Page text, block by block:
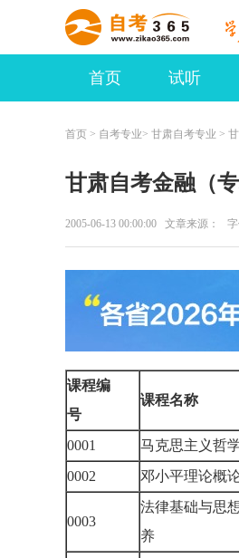
首页 试听
首页 > 自考专业> 甘肃自考专业 >
甘肃自考金融（
2005-06-13 00:00:00 文章来源： 字
课程编
号
课程名称
0001 马克思主义哲
0002
邓小平理论概
0003
法律基础与思
养